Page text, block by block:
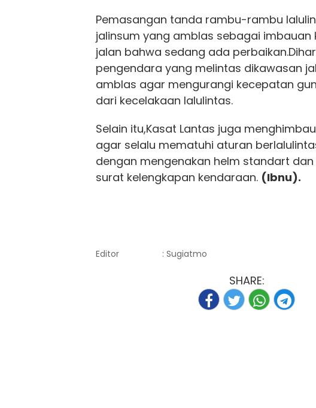
Pemasangan tanda rambu-rambu
jalinsum yang amblas sebagai imbauan
jalan bahwa sedang ada
pengendara yang melintas dikawasan
amblas agar mengurangi kecepatan
dari kecelakaan lalulintas.
Selain itu,Kasat Lantas juga
agar selalu mematuhi aturan
dengan mengenakan helm standart
surat kelengkapan kendaraan. (Ibnu).
Editor : Sugiatmo
SHARE: